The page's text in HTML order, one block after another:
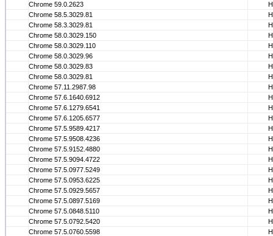
Chrome 59.0.2623
Chrome 58.5.3029.81
Chrome 58.3.3029.81
Chrome 58.0.3029.150
Chrome 58.0.3029.110
Chrome 58.0.3029.96
Chrome 58.0.3029.83
Chrome 58.0.3029.81
Chrome 57.11.2987.98
Chrome 57.6.1640.6912
Chrome 57.6.1279.6541
Chrome 57.6.1205.6577
Chrome 57.5.9589.4217
Chrome 57.5.9508.4236
Chrome 57.5.9152.4880
Chrome 57.5.9094.4722
Chrome 57.5.0977.5249
Chrome 57.5.0953.6225
Chrome 57.5.0929.5657
Chrome 57.5.0897.5169
Chrome 57.5.0848.5110
Chrome 57.5.0792.5420
Chrome 57.5.0760.5598